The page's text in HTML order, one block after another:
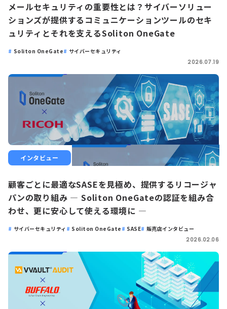
メールセキュリティの重要性とは？サイバーソリュー
ションズが提供するコミュニケーションツールのセキ
ュリティとそれを支えるSoliton OneGate
Soliton OneGate
サイバーセキュリティ
2026.07.19
インタビュー
顧客ごとに最適なSASEを見極め、提供するリコージャ
パンの取り組み ― Soliton OneGateの認証を組み合
わせ、更に安心して使える環境に ―
サイバーセキュリティ Soliton OneGate SASE
販売店インタビュー
2026.02.06